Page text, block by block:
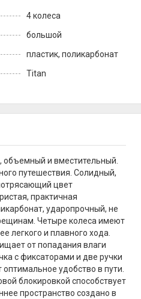
4 колеса
большой
пластик, поликарбонат
Titan
и вместительный.
путешествия. Солидный,
цвет
практичная
ударопрочный, не
Четыре колеса имеют
легкого и плавного хода.
от попадания влаги
с фиксаторами и две ручки
удобство в пути.
блокировкой способствует
пространство создано в